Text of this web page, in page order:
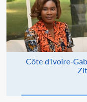
Côte d'Ivoire-